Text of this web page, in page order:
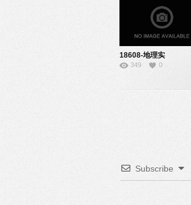
18608-地理实
验-22151018
349 0
Subscribe